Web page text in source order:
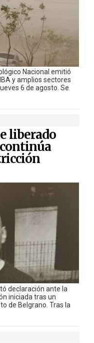
Nacional emitió
y amplios sectores
6 de agosto. Se
liberado
declaración ante la
iniciada tras un
de Belgrano. Tras la